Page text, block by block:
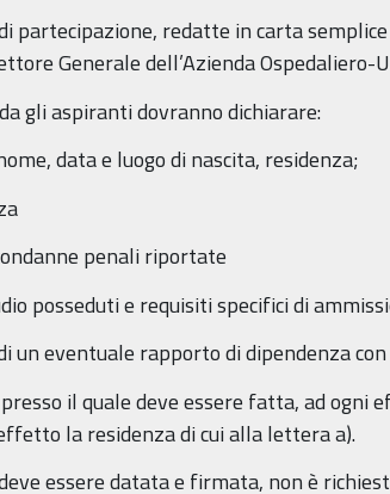
partecipazione, redatte in carta
Generale dell’Azienda Ospedaliero-
gli aspiranti dovranno dichiarare:
data e luogo di nascita, residenza;
penali riportate
posseduti e requisiti specifici di
un eventuale rapporto di dipendenza
il quale deve essere fatta, ad ogni
la residenza di cui alla lettera a).
essere datata e firmata, non è